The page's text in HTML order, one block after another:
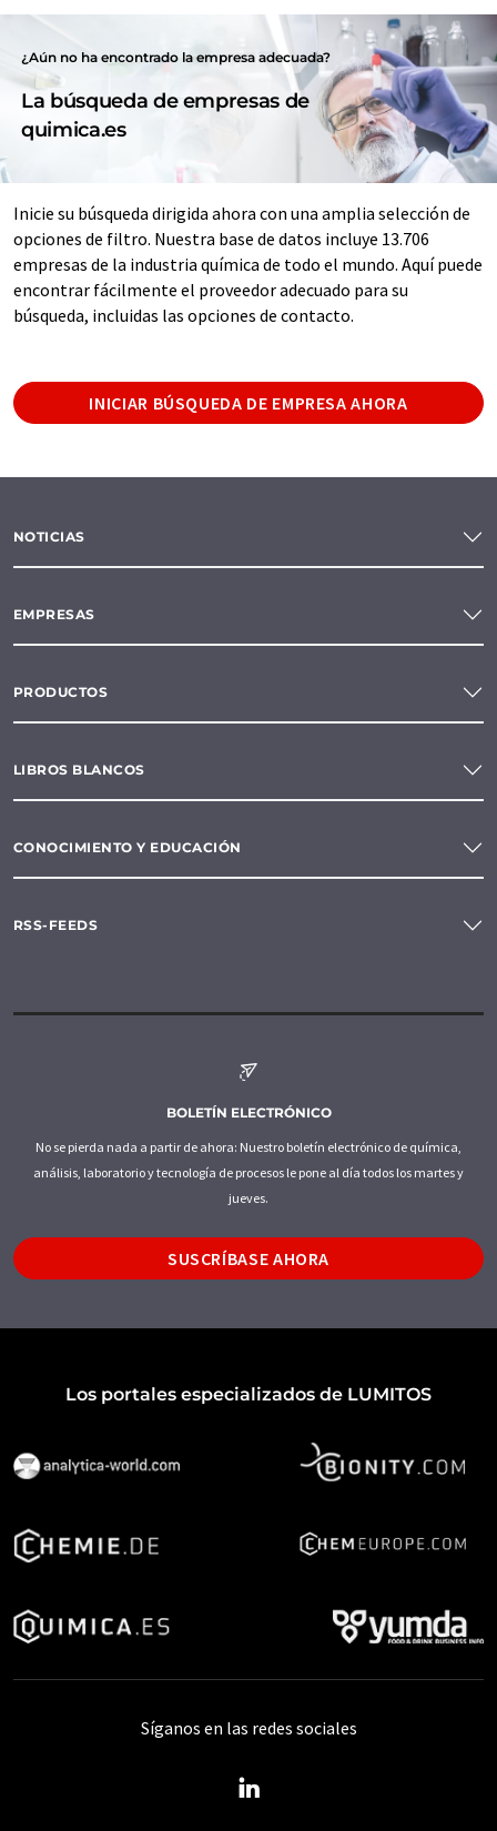
¿Aún no ha encontrado la empresa adecuada?
La búsqueda de empresas de
quimica.es
Inicie su búsqueda dirigida ahora con una amplia selección de
opciones de filtro. Nuestra base de datos incluye 13.706
empresas de la industria química de todo el mundo. Aquí puede
encontrar fácilmente el proveedor adecuado para su
búsqueda, incluidas las opciones de contacto.
INICIAR BÚSQUEDA DE EMPRESA AHORA
NOTICIAS
EMPRESAS
PRODUCTOS
LIBROS BLANCOS
CONOCIMIENTO Y EDUCACIÓN
RSS-FEEDS
BOLETÍN ELECTRÓNICO
No se pierda nada a partir de ahora: Nuestro boletín electrónico de química,
análisis, laboratorio y tecnología de procesos le pone al día todos los martes y
jueves.
SUSCRÍBASE AHORA
Los portales especializados de LUMITOS
Síganos en las redes sociales